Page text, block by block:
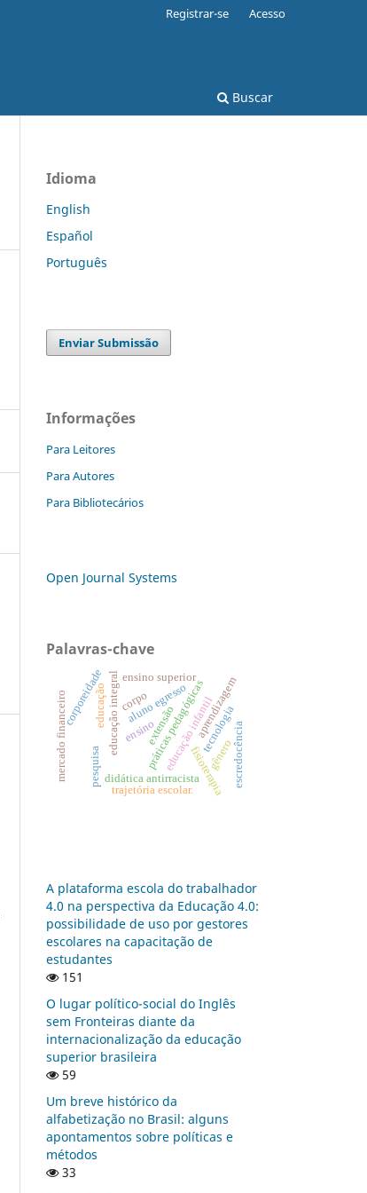
Buscar
Registrar-se Acesso
Idioma
English
Español
Português
Enviar Submissão
Informações
Para Leitores
Para Autores
Para Bibliotecários
Open Journal Systems
Palavras-chave
educação corpo
ensino
pesquisa
extensão
práticas pedagógicas
didática antirracista
educação infantil
educação integral
trajetória escolar.
ensino superior
aluno egresso
fisioterapia
gênero
corporeidade
tecnologia
aprendizagem
escredocência
mercado financeiro
A plataforma escola do trabalhador
4.0 na perspectiva da Educação 4.0:
possibilidade de uso por gestores
escolares na capacitação de
estudantes
151
O lugar político-social do Inglês
sem Fronteiras diante da
internacionalização da educação
superior brasileira
59
Um breve histórico da
alfabetização no Brasil: alguns
apontamentos sobre políticas e
métodos
33